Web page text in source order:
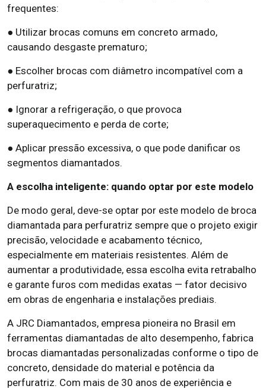
frequentes:
● Utilizar brocas comuns em concreto armado,
causando desgaste prematuro;
● Escolher brocas com diâmetro incompatível com a
perfuratriz;
● Ignorar a refrigeração, o que provoca
superaquecimento e perda de corte;
● Aplicar pressão excessiva, o que pode danificar os
segmentos diamantados.
A escolha inteligente: quando optar por este modelo
De modo geral, deve-se optar por este modelo de broca
diamantada para perfuratriz sempre que o projeto exigir
precisão, velocidade e acabamento técnico,
especialmente em materiais resistentes. Além de
aumentar a produtividade, essa escolha evita retrabalho
e garante furos com medidas exatas — fator decisivo
em obras de engenharia e instalações prediais.
A JRC Diamantados, empresa pioneira no Brasil em
ferramentas diamantadas de alto desempenho, fabrica
brocas diamantadas personalizadas conforme o tipo de
concreto, densidade do material e potência da
perfuratriz. Com mais de 30 anos de experiência e